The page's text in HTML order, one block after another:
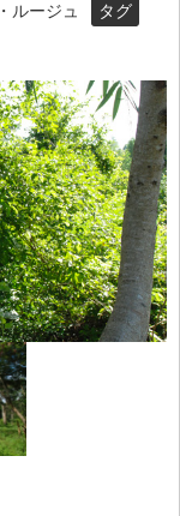
ルージュ
タグ